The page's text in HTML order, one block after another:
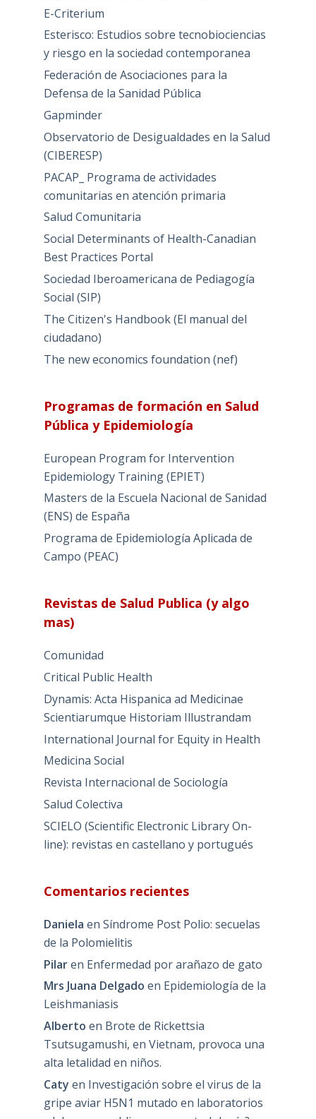
E-Criterium
Esterisco: Estudios sobre tecnobiociencias
y riesgo en la sociedad contemporanea
Federación de Asociaciones para la
Defensa de la Sanidad Pública
Gapminder
Observatorio de Desigualdades en la Salud
(CIBERESP)
PACAP_ Programa de actividades
comunitarias en atención primaria
Salud Comunitaria
Social Determinants of Health-Canadian
Best Practices Portal
Sociedad Iberoamericana de Pediagogía
Social (SIP)
The Citizen's Handbook (El manual del
ciudadano)
The new economics foundation (nef)
Programas de formación en Salud
Pública y Epidemiología
European Program for Intervention
Epidemiology Training (EPIET)
Masters de la Escuela Nacional de Sanidad
(ENS) de España
Programa de Epidemiología Aplicada de
Campo (PEAC)
Revistas de Salud Publica (y algo
mas)
Comunidad
Critical Public Health
Dynamis: Acta Hispanica ad Medicinae
Scientiarumque Historiam Illustrandam
International Journal for Equity in Health
Medicina Social
Revista Internacional de Sociología
Salud Colectiva
SCIELO (Scientific Electronic Library On-
line): revistas en castellano y portugués
Comentarios recientes
Daniela en Síndrome Post Polio: secuelas
de la Polomielitis
Pilaren Enfermedad por arañazo de gato
Mrs Juana Delgado en Epidemiología de la
Leishmaniasis
Alberto en Brote de Rickettsia
Tsutsugamushi, en Vietnam, provoca una
alta letalidad en niños.
Caty en Investigación sobre el virus de la
gripe aviar H5N1 mutado en laboratorios